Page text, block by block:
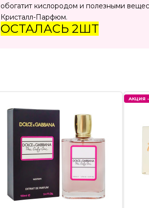
обогатит кислородом и полезными
Кристалл-Парфюм.
ОСТАЛАСЬ 2ШТ
АКЦИЯ -